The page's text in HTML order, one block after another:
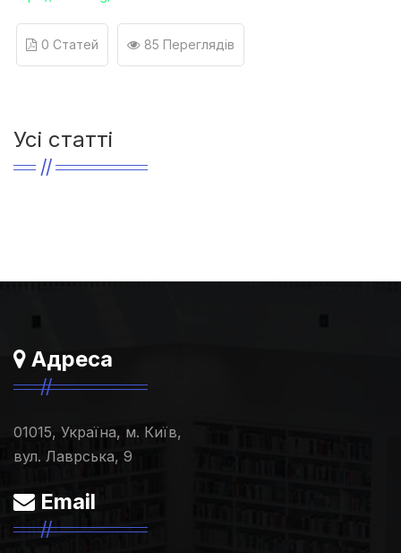
0 Статей 85 Переглядів
Усі статті
Адреса
01015, Україна, м. Київ,
вул. Лаврська, 9
Email